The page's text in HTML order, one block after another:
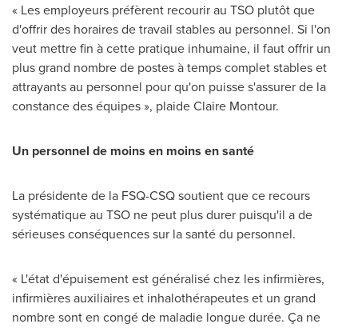
« Les employeurs préfèrent recourir au TSO plutôt que
d'offrir des horaires de travail stables au personnel. Si l'on
veut mettre fin à cette pratique inhumaine, il faut offrir un
plus grand nombre de postes à temps complet stables et
attrayants au personnel pour qu'on puisse s'assurer de la
constance des équipes », plaideClaire Montour.
Un personnel de moins en moins en santé
La présidente de la FSQ-CSQ soutient que ce recours
systématique au TSO ne peut plus durer puisqu'il a de
sérieuses conséquences sur la santé du personnel.
« L'état d'épuisement est généralisé chez les infirmières,
infirmières auxiliaires et inhalothérapeutes et un grand
nombre sont en congé de maladie longue durée. Ça ne